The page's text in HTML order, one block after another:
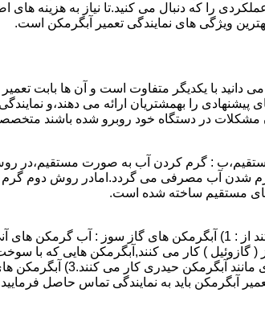
را که دنبال می کنید.تا نیاز به هزینه های
ویژگی های نمایندگی تعمیر آبگرمکن است.
دانید با یکدیگر متفاوت است و آن ها بابت
پیشنهادی را بهمشتریان ارائه می دهند،و
مشکلات در دستگاه خود روبرو شده باشند
: گرم کردن آب به صورت مستقیم،در
شدن آب مصرفی می گردد.امادر روش دوم
های مستقیم ساخته شده است.
) کار می کنند,آبگرمکن هایی که با
کنند,آبگرمکن هایی